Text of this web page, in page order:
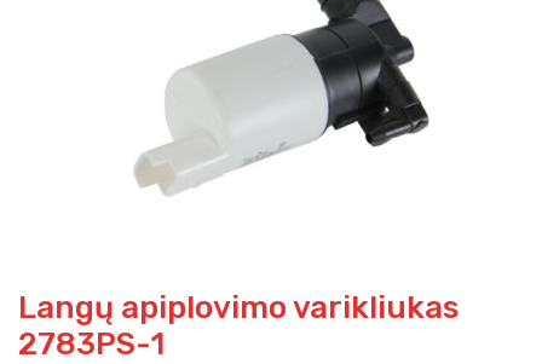
Langų apiplovimo varikliukas
2783PS-1